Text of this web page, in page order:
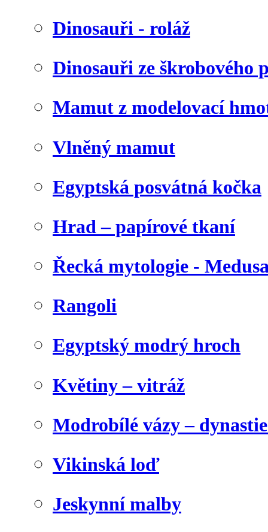
Dinosauři - roláž
Dinosauři ze škrobového
Mamut z modelovací
Vlněný mamut
Egyptská posvátná kočka
Hrad – papírové tkaní
Řecká mytologie -
Rangoli
Egyptský modrý hroch
Květiny – vitráž
Modrobílé vázy –
Vikinská loď
Jeskynní malby